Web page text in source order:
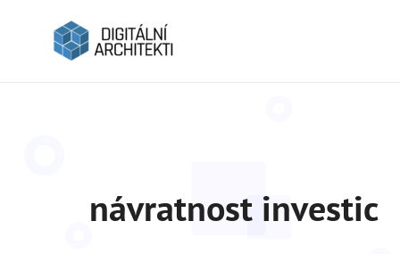
návratnost investic